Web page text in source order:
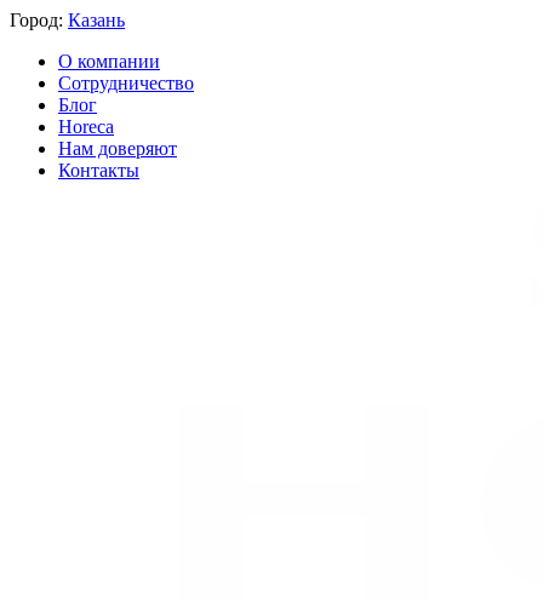
Город: Казань
О компании
Сотрудничество
Блог
Horeca
Нам доверяют
Контакты